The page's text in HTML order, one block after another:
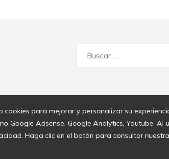
cookies para mejorar y personalizar su
Google Adsense, Google Analytics, Youtube.
Haga clic en el botón para consultar